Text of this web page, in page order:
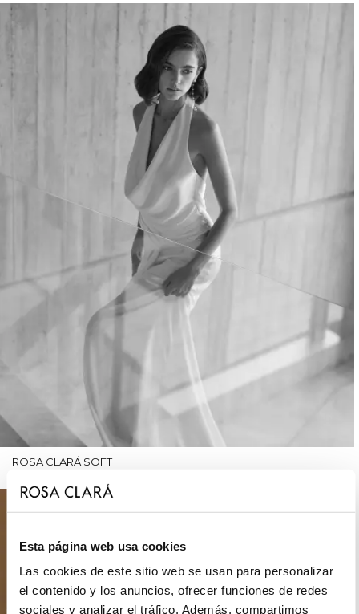
Esta página web usa cookies
Las cookies de este sitio web se usan para personalizar
el contenido y los anuncios, ofrecer funciones de redes
sociales y analizar el tráfico. Además, compartimos
ROSA CLARÁ SOFT